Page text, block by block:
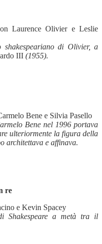
Laurence Olivier e Leslie
shakespeariano di Olivier, a
III (1955).
Bene e Silvia Pasello
Bene nel 1996 portava
ulteriormente la figura della
architettava e affinava.
re
e Kevin Spacey
Shakespeare a metà tra il